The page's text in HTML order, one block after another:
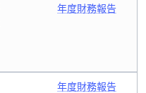
年度財務報告
年度財務報告